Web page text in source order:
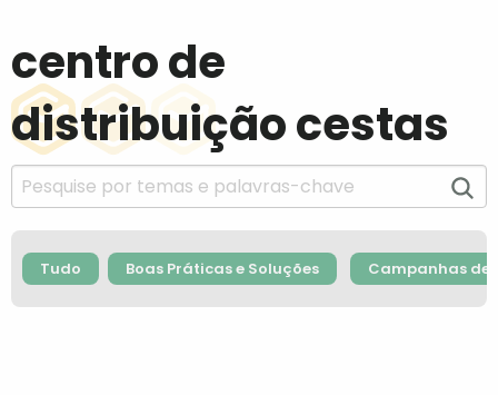
centro de
distribuição cestas
Tudo Boas Práticas e Soluções Campanhas de